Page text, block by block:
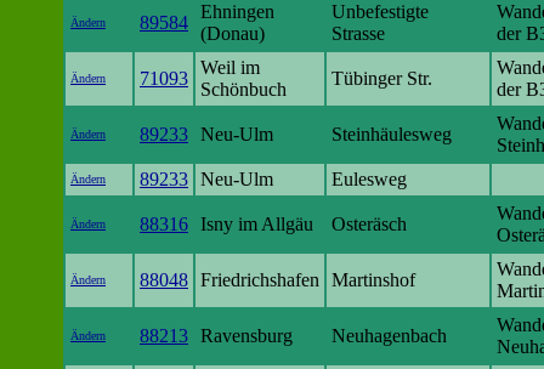
Ändern 89584
Ehningen
(Donau)
Unbefestigte
Strasse
der
Ändern 71093
Weil im
Schönbuch
Tübinger Str.
der
Ändern 89233 Neu-Ulm Steinhäulesweg
Ändern 89233 Neu-Ulm Eulesweg
Ändern 88316 Isny im Allgäu Osteräsch
Ändern 88048 Friedrichshafen Martinshof
Ändern 88213 Ravensburg Neuhagenbach